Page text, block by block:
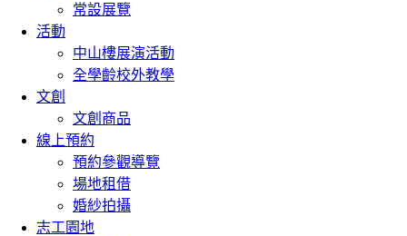
常設展覽
活動
中山樓展演活動
全學齡校外教學
文創
文創商品
線上預約
預約參觀導覽
場地租借
婚紗拍攝
志工園地